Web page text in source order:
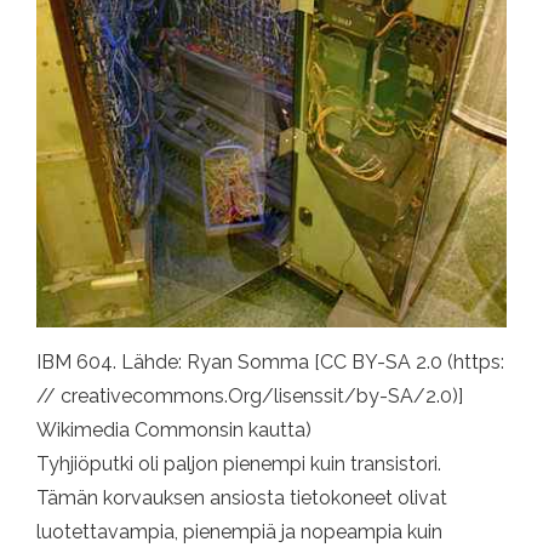
IBM 604. Lähde: Ryan Somma [CC BY-SA 2.0 (https:
// creativecommons.Org/lisenssit/by-SA/2.0)]
Wikimedia Commonsin kautta)
Tyhjiöputki oli paljon pienempi kuin transistori.
Tämän korvauksen ansiosta tietokoneet olivat
luotettavampia, pienempiä ja nopeampia kuin